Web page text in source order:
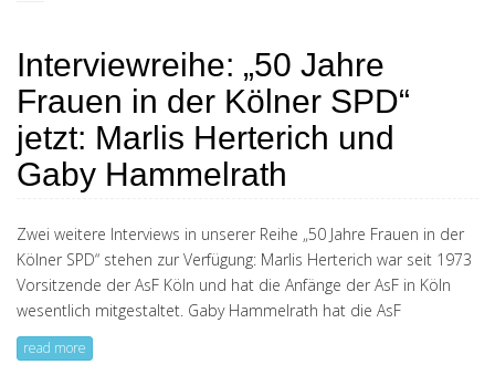
Interviewreihe: „50 Jahre
Frauen in der Kölner SPD“
jetzt: Marlis Herterich und
Gaby Hammelrath
Zwei weitere Interviews in unserer Reihe „50 Jahre Frauen in der
Kölner SPD“ stehen zur Verfügung: Marlis Herterich war seit 1973
Vorsitzende der AsF Köln und hat die Anfänge der AsF in Köln
wesentlich mitgestaltet. Gaby Hammelrath hat die AsF
read more